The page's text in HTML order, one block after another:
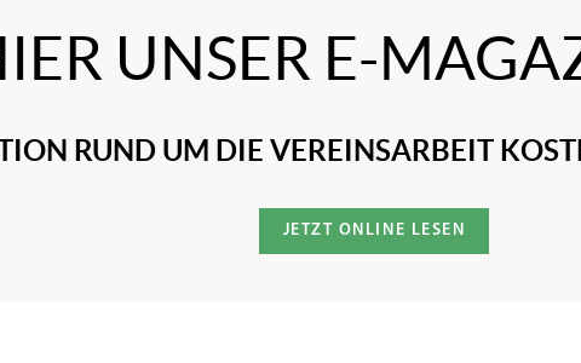
UNSER E-
RUND UM DIE VEREINSARBEIT
JETZT ONLINE LESEN